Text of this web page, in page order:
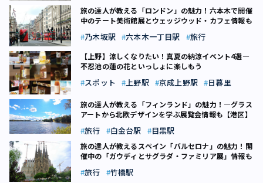
旅の達人が教える「ロンドン」の魅力！六本木で開催
中のテート美術館展とウェッジウッド・カフェ情報も
乃木坂駅 六本木一丁目駅 旅行
【上野】涼しくなりたい！真夏の納涼イベント4選―
不忍池の蓮の花といっしょに楽しもう
スポット 上野駅 京成上野駅 日暮里
旅の達人が教える「フィンランド」の魅力！―グラス
アートから北欧デザインを学ぶ展覧会情報も【港区】
旅行 白金台駅 目黒駅
旅の達人が教えるスペイン「バルセロナ」の魅力！開
催中の「ガウディとサグラダ・ファミリア展」情報も
旅行 竹橋駅